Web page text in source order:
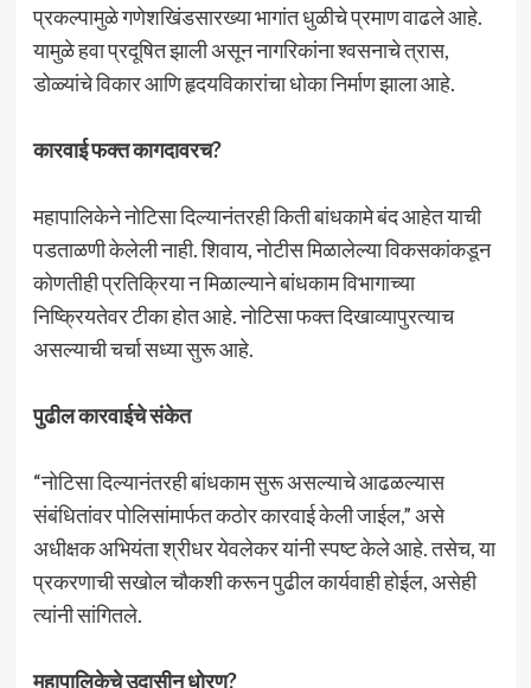
प्रकल्पामुळे गणेशखिंडसारख्या भागांत धुळीचे प्रमाण वाढले आहे.
यामुळे हवा प्रदूषित झाली असून नागरिकांना श्वसनाचे त्रास,
डोळ्यांचे विकार आणि हृदयविकारांचा धोका निर्माण झाला आहे.
कारवाई फक्त कागदावरच?
महापालिकेने नोटिसा दिल्यानंतरही किती बांधकामे बंद आहेत याची
पडताळणी केलेली नाही. शिवाय, नोटीस मिळालेल्या विकसकांकडून
कोणतीही प्रतिक्रिया न मिळाल्याने बांधकाम विभागाच्या
निष्क्रियतेवर टीका होत आहे. नोटिसा फक्त दिखाव्यापुरत्याच
असल्याची चर्चा सध्या सुरू आहे.
पुढील कारवाईचे संकेत
“नोटिसा दिल्यानंतरही बांधकाम सुरू असल्याचे आढळल्यास
संबंधितांवर पोलिसांमार्फत कठोर कारवाई केली जाईल,” असे
अधीक्षक अभियंता श्रीधर येवलेकर यांनी स्पष्ट केले आहे. तसेच, या
प्रकरणाची सखोल चौकशी करून पुढील कार्यवाही होईल, असेही
त्यांनी सांगितले.
महापालिकेचे उदासीन धोरण?